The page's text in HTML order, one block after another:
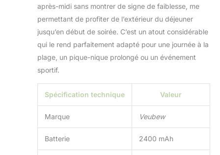
amélioré : ce
ventilateur
portable
rechargeable est
conçu avec une
seaux de 26 à 33
cm et est flexible à
utiliser. L'élément
filtrant
nouvellement
amélioré peut filtrer
après-midi sans montrer de signe de faiblesse, me
permettant de profiter de l’extérieur du déjeuner
jusqu’en début de soirée. C’est un atout considérable
qui le rend parfaitement adapté pour une journée à la
plage, un pique-nique prolongé ou un événement
sportif.
Spécification technique Valeur
Marque Veubew
Batterie 2400 mAh